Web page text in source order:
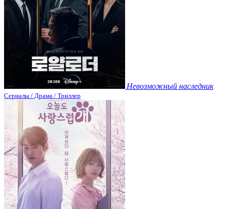
Невозможный наследник
Сериалы / Драма / Триллер